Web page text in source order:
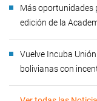
Más oportunidades
edición de la
Vuelve Incuba
bolivianas con